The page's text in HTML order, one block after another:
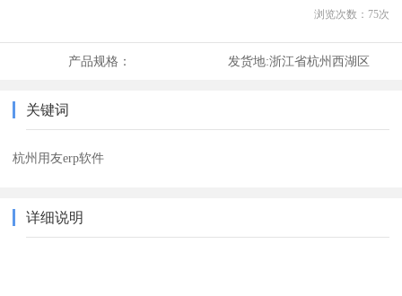
浏览次数： 75次
产品规格： 发货地:浙江省杭州西湖区
关键词
杭州用友erp软件
详细说明